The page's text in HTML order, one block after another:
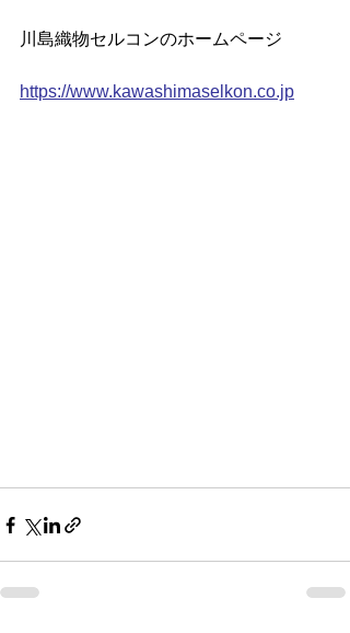
川島織物セルコンのホームページ
https://www.kawashimaselkon.co.jp